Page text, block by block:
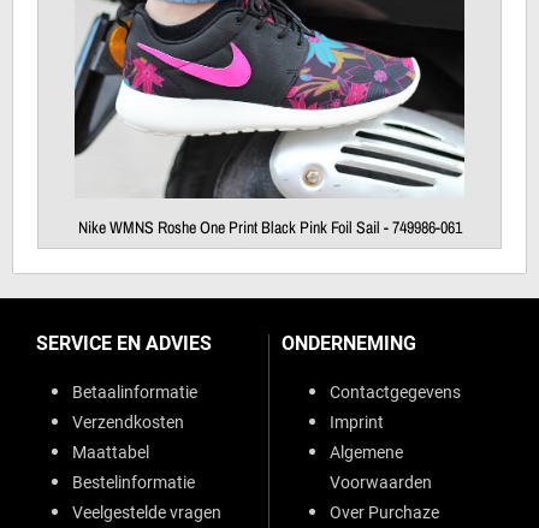
Nike WMNS Roshe One Print Black Pink Foil Sail - 749986-061
SERVICE EN ADVIES
Betaalinformatie
Verzendkosten
Maattabel
Bestelinformatie
Veelgestelde vragen
ONDERNEMING
Contactgegevens
Imprint
Algemene
Voorwaarden
Over Purchaze